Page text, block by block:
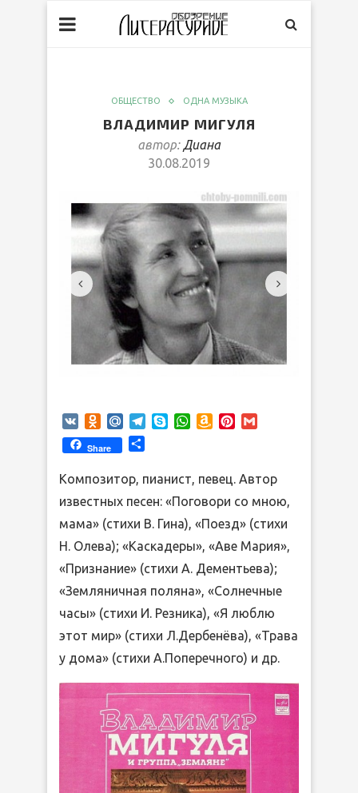
ОБЩЕСТВО ОДНА МУЗЫКА
ВЛАДИМИР МИГУЛЯ
автор:Диана
30.08.2019
VK Odnoklassniki
Mail.RuTelegram
SkypeWhatsApp
AmazonPinterest
Share
Композитор, пианист, певец. Автор
известных песен: «Поговори со мною,
мама» (стихи В. Гина), «Поезд» (стихи
Н. Олева); «Каскадеры», «Аве Мария»,
«Признание» (стихи А. Дементьева);
«Земляничная поляна», «Солнечные
часы» (стихи И. Резника), «Я люблю
этот мир» (стихи Л.Дербенёва), «Трава
у дома» (стихи А.Поперечного) и др.